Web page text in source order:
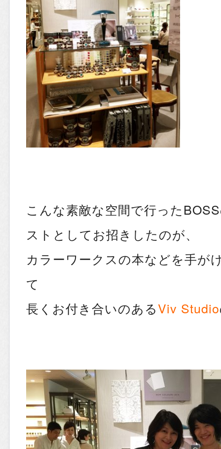
こんな素敵な空間で行った
ストとしてお招きしたのが、
カラーワークスの本などを手が
て
長くお付き合いのあるViv Studio